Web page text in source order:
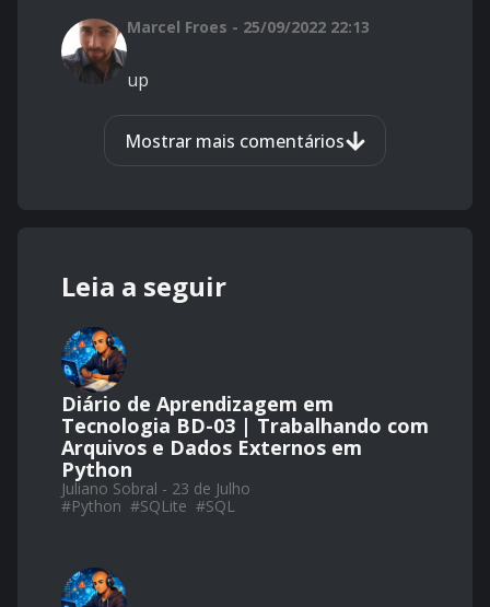
Marcel Froes - 25/09/2022 22:13
up
Mostrar mais comentários
Leia a seguir
Diário de Aprendizagem em
Tecnologia BD-03 | Trabalhando com
Arquivos e Dados Externos em
Python
Juliano Sobral - 23 de Julho
#Python #SQLite #SQL